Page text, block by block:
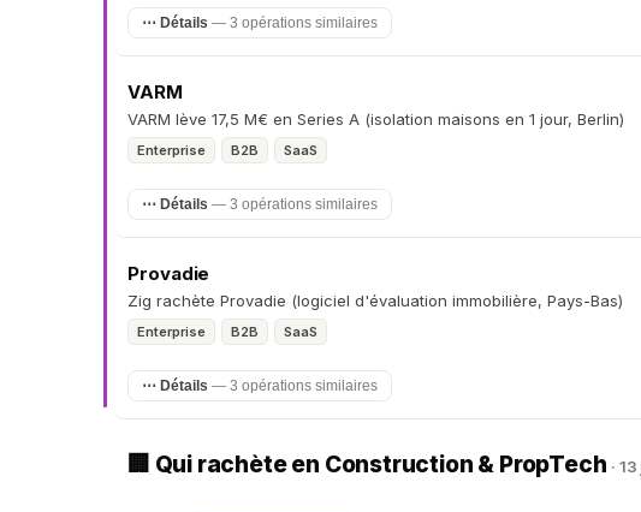
⋯ Détails — 3 opérations similaires
VARM
VARM lève 17,5 M€ en Series A (isolation maisons en 1 jour, Berlin)
Enterprise B2B SaaS
⋯ Détails — 3 opérations similaires
Provadie
Zig rachète Provadie (logiciel d'évaluation immobilière, Pays-Bas)
Enterprise B2B SaaS
⋯ Détails — 3 opérations similaires
🏢 Qui rachète en Construction & PropTech · 13